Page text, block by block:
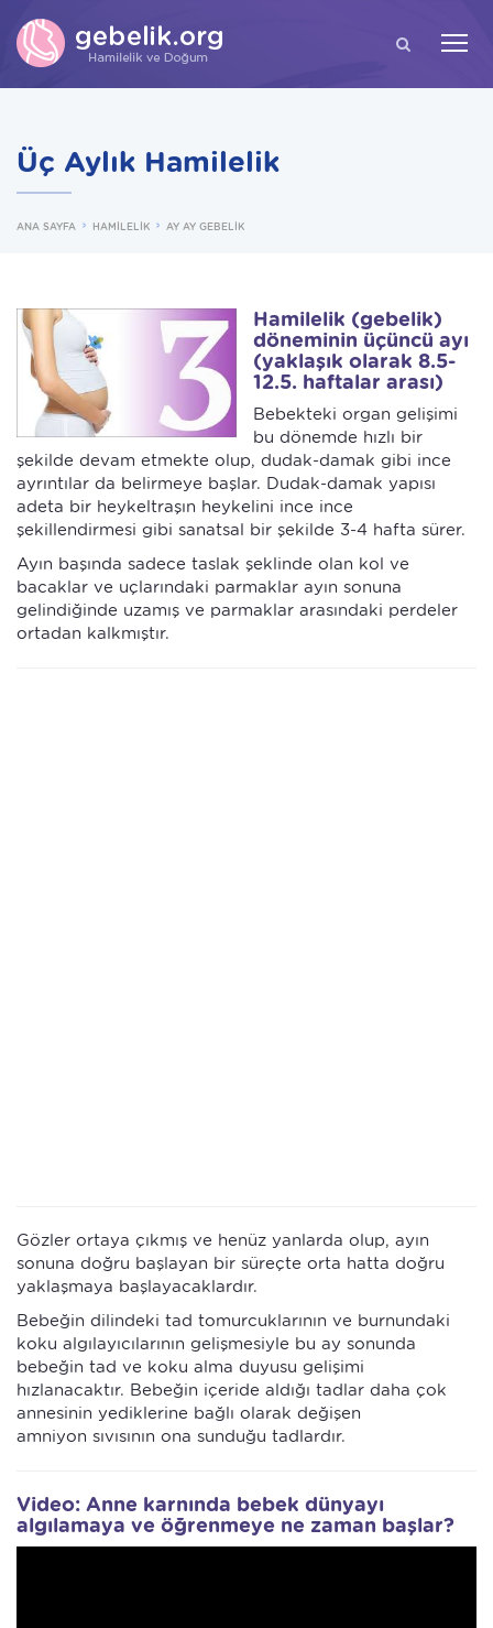
ARA
Üç Aylık Hamilelik
ANA SAYFA HAMİLELİK AY AY GEBELİK
Hamilelik (gebelik)
döneminin üçüncü ayı
(yaklaşık olarak 8.5-
12.5. haftalar arası)
Bebekteki organ gelişimi
bu dönemde hızlı bir
şekilde devam etmekte olup, dudak-damak gibi ince
ayrıntılar da belirmeye başlar. Dudak-damak yapısı
adeta bir heykeltraşın heykelini ince ince
şekillendirmesi gibi sanatsal bir şekilde 3-4 hafta sürer.
Ayın başında sadece taslak şeklinde olan kol ve
bacaklar ve uçlarındaki parmaklar ayın sonuna
gelindiğinde uzamış ve parmaklar arasındaki perdeler
ortadan kalkmıştır.
Gözler ortaya çıkmış ve henüz yanlarda olup, ayın
sonuna doğru başlayan bir süreçte orta hatta doğru
yaklaşmaya başlayacaklardır.
Bebeğin dilindeki tad tomurcuklarının ve burnundaki
koku algılayıcılarının gelişmesiyle bu ay sonunda
bebeğin tad ve koku alma duyusu gelişimi
hızlanacaktır. Bebeğin içeride aldığı tadlar daha çok
annesinin yediklerine bağlı olarak değişen
amniyon sıvısının ona sunduğu tadlardır.
Video: Anne karnında bebek dünyayı
algılamaya ve öğrenmeye ne zaman başlar?